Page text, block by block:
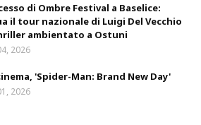
di Ombre Festival a Baselice:
il tour nazionale di Luigi Del Vecchio
ambientato a Ostuni
2026
'Spider-Man: Brand New Day'
2026